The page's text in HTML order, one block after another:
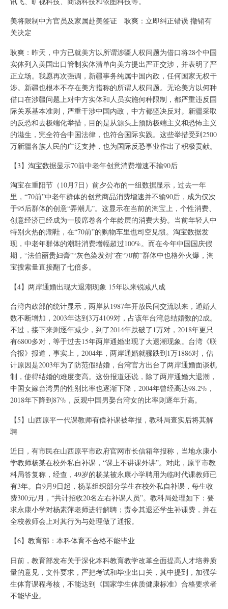
美将限制中方官员及家属赴美签证 耿爽：立即纠正错误 撤销有
关决定
耿爽：昨天，中方已就美方以所谓涉疆人权问题为借口将28个中国
实体列入美国出口管制实体清单向美方提出严正交涉，并表明了严
正立场。我愿再次强调，新疆事务纯属中国内政，任何国家无权干
涉。新疆也根本不存在美方指称的所谓人权问题。无论美方以何种
借口在涉疆问题上对中方实体和人员实施何种限制，都严重违反国
际关系基本准则，严重干涉中国内政，中方都坚决反对。新疆采取
的反恐和去极端化举措，目的是从源头上预防极端主义和恐怖主义
的滋生，完全符合中国法律，也符合国际实践。这些举措受到2500
万新疆各族人民的广泛支持，也为国际反恐事业作出了积极贡献。
【3】淘宝数据显示70前中老年创意消费增速不输90后
淘宝在重阳节（10月7日）前夕公布的一组数据显示，过去一年
里，“70前”中老年群体的创意商品消费增速并不输90后，成为仅次
于95后群体的创意“弄潮儿”。这显示在当前的淘宝上，个性消费、
创意经济已经成为一股席卷各个年龄层的消费大势。当前年轻人中
特别火热的潮鞋，在“70前”的购物车里也司空见惯。淘宝数据发
现，中老年群体的潮鞋消费增幅超过100%。而在今年中国国庆假
期，“法伯丽贵妇膏”“灰色染发剂”在“70前”群体中也格外火爆，淘
宝搜索量直接翻了七倍多。
【4】两岸通婚出现大退潮现象 15年以来锐减八成
台湾内政部的统计显示，两岸从1987年开放民间交流以来，通婚人
数不断增加，2003年达到3万4109对，占该年台湾总结婚数的2成。
不过，接下来则逐年减少，到了2014年跌破了1万对，2018年更只
有6800多对，等于过去15年两岸通婚出现了大退潮现象。台湾《联
合报》报道，事实上，2004年，两岸通婚就骤跌到1万1886对，估
计原因是2003年为了防范假结婚，台湾官方出台了两岸通婚面谈机
制，使得结婚的难度变高。这份报道还说，除了两岸通婚大退潮，
中国女嫁台湾男的性别比率也逐渐下降，2004年曾经高达98.2%，
2018年下降到87%，反观中国男娶台湾女的比率则逐年升高。
【5】山西原平一代课教师有偿补课被举报，教科局查实后将其解
聘
近日，有市民在山西原平市政府官网市长信箱举报称，当地永康小
学教师杨某在校外私自补课，“课上不讲课外讲”。对此，原平市教
科局答复称，经查，49岁的杨某被永康小学聘用为临时代课教师已
有3年。自9月9日起，杨某组织部分学生在校外私自补课，每生收
费300元/月，“共计招收20名左右补课人员”。教科局处理如下：要
求永康小学对杨素萍老师进行解聘；责令其退还学生补课费，并在
全校教师会上对其行为与处理做了通报。
【6】教育部：本科体育不合格不能毕业
日前，教育部发布关于深化本科教育教学改革全面提高人才培养质
量的意见，文件要求，严把考试和毕业出口关，其中提到，加强学
生体育课程考核，不能达到《国家学生体质健康标准》合格要求者
不能毕业。